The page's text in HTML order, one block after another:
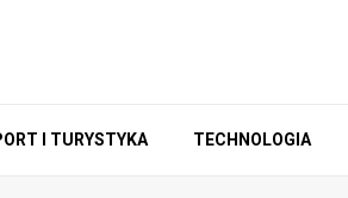
I TURYSTYKA TECHNOLOGIA